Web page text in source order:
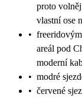
proto
vlastní ose
•
areál pod
moderní
• modré
• červené